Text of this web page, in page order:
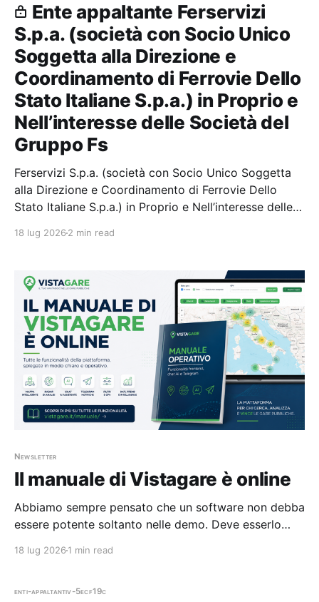
Ente appaltante Ferservizi
S.p.a. (società con Socio Unico
Soggetta alla Direzione e
Coordinamento di Ferrovie Dello
Stato Italiane S.p.a.) in Proprio e
Nell’interesse delle Società del
Gruppo Fs
Ferservizi S.p.a. (società con Socio Unico Soggetta
alla Direzione e Coordinamento di Ferrovie Dello
Stato Italiane S.p.a.) in Proprio e Nell’interesse delle
partecipazioni.
18 lug 2026 2 min read
Newsletter
Il manuale di Vistagare è online
Abbiamo sempre pensato che un software non debba
essere potente soltanto nelle demo. Deve esserlo
trovare un'informazione o capire come ottenere il
18 lug 2026 1 min read
enti-appaltantiv-5ecf19c